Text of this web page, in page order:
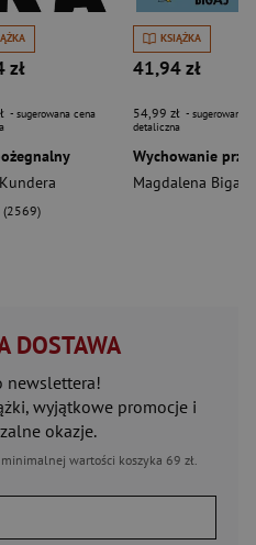
zł
- sugerowana cena
(2569)
KSIĄŻKA
41,94 zł
54,99 zł - sugerowana
detaliczna
Magdalena Bigaj
DOSTAWA
newslettera!
wyjątkowe promocje i
okazje.
wartości koszyka 69 zł.